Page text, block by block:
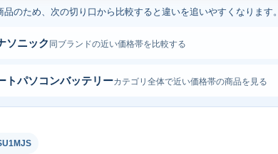
品のため、次の切り口から比較すると違いを追いやすくなります。
ソニック 同ブランドの近い価格帯を比較する
トパソコンバッテリーカテゴリ全体で近い価格帯の商品を見る